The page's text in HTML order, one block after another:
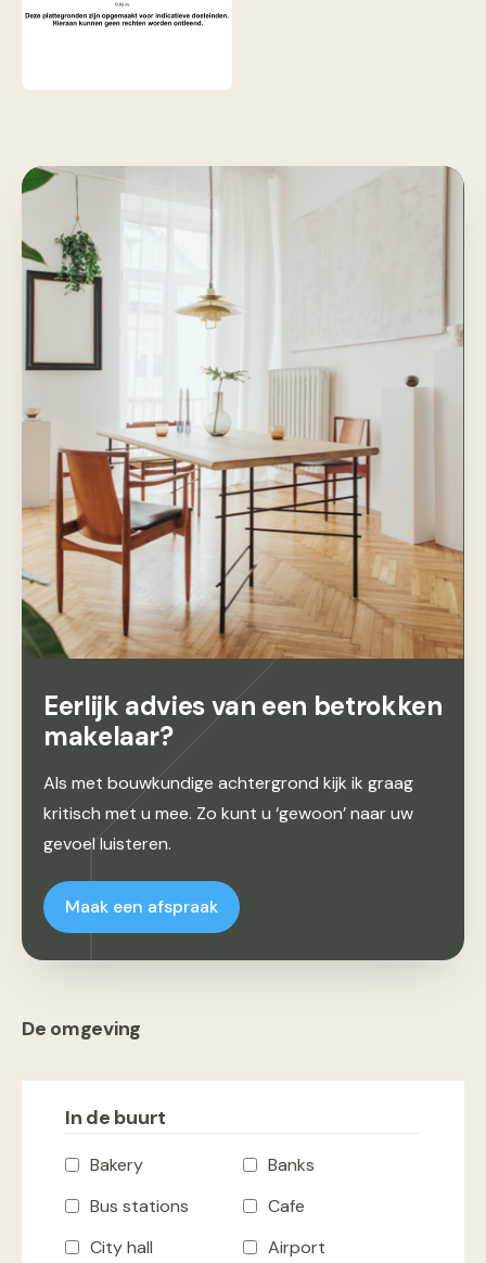
Eerlijk advies van een betrokken
makelaar?
Als met bouwkundige achtergrond kijk ik graag
kritisch met u mee. Zo kunt u ‘gewoon’ naar uw
gevoel luisteren.
Maak een afspraak
De omgeving
In de buurt
Bakery
Banks
Bus stations
Cafe
City hall
Airport